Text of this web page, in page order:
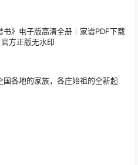
书》电子版高清全册｜家谱PDF下载
方正版无水印
国各地的家族，各庄始祖的全新起